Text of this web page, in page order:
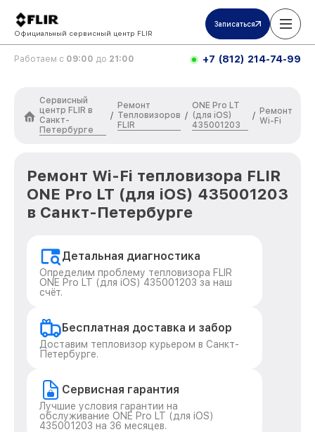
Официальный сервисный центр FLIR
Записаться
Работаем с 09:00 до 21:00 +7 (812) 214-74-99
Сервисный
центр FLIR в
Санкт-
Петербурге
/
Ремонт
Тепловизоров
FLIR
/
ONE Pro LT
(для iOS)
435001203
/ Ремонт
Wi-Fi
Ремонт Wi-Fi тепловизора FLIR
ONE Pro LT (для iOS) 435001203
в Санкт-Петербурге
Детальная диагностика
Определим проблему тепловизора FLIR
ONE Pro LT (для iOS) 435001203 за наш
счёт.
Бесплатная доставка и забор
Доставим тепловизор курьером в Санкт-
Петербурге.
Сервисная гарантия
Лучшие условия гарантии на
обслуживание ONE Pro LT (для iOS)
435001203 на 36 месяцев.